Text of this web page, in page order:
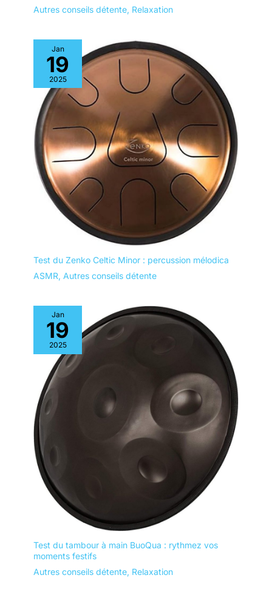
Autres conseils détente, Relaxation
Jan
19
2025
Test du Zenko Celtic Minor : percussion mélodica
ASMR, Autres conseils détente
Jan
19
2025
Test du tambour à main BuoQua : rythmez vos
moments festifs
Autres conseils détente, Relaxation